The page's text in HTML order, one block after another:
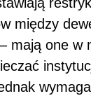
między
mają one w